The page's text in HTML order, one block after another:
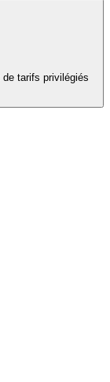
tarifs privilégiés